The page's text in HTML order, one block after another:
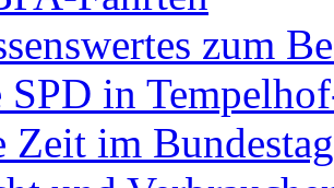
zum
SPD in
Zeit im Bundestag